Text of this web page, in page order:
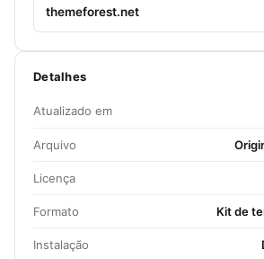
themeforest.net
Detalhes
Atualizado em
Arquivo
Licença
Formato Kit de
Instalação